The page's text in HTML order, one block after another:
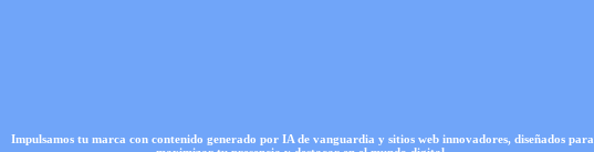
Impulsamos tu marca con contenido generado por IA de vanguardia y sitios web innovadores, diseñados para